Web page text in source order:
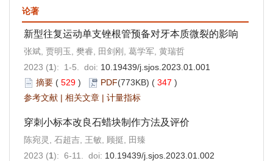
论著
新型往复运动单支锉根管预备对牙本质微裂的影响
张斌, 贾明玉, 樊睿, 田剑刚, 葛学军, 黄瑞哲
2023 (1): 1-5. doi: 10.19439/j.sjos.2023.01.001
摘要 ( 529 ) PDF(773KB) ( 347 )
参考文献 | 相关文章 | 计量指标
穿刺小标本改良石蜡块制作方法及评价
陈宛灵, 石超吉, 王敏, 顾挺, 田臻
2023 (1): 6-11. doi: 10.19439/j.sjos.2023.01.002